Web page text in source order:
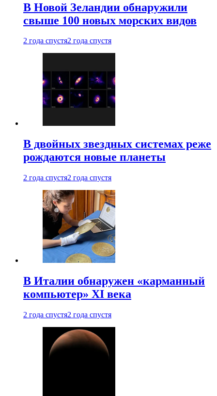
В Новой Зеландии обнаружили
свыше 100 новых морских видов
2 года спустя2 года спустя
В двойных звездных системах реже
рождаются новые планеты
2 года спустя2 года спустя
В Италии обнаружен «карманный
компьютер» XI века
2 года спустя2 года спустя